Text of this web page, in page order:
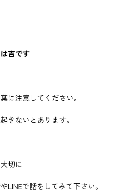
吉です
に注意してください。
きないとあります。
切に
LINEで話をしてみて下さい。